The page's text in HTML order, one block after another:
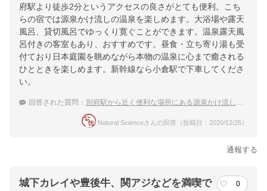
府駅より徒歩2分というアクセスの良さがとても便利。こち
らの宿では源泉かけ流しの温泉を楽しめます。大浴場や露天
風呂、貸切風呂でゆっくり寛ぐことができます。温泉露天風
呂付きの客室もあり、おすすめです。昼食・立ち寄り湯も受
付ており日本庭園を眺めながら本物の温泉に心まで癒される
ひとときを楽しめます。新幹線なら小倉駅で下車してくださ
い。
回答された質問： 別府駅から近く便利な場所にある源泉かけ流し温泉がある別府温泉の宿を教えて下さい
Natural Scienceさんの回答（投稿日：2020/12/25）
通報する
城下カレイや豊後牛、関アジなどを満喫で
0